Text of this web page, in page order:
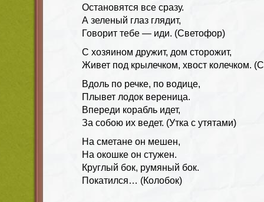
Остановятся все сразу.
А зеленый глаз глядит,
Говорит тебе — иди. (Светофор)
С хозяином дружит, дом сторожит,
Живет под крылечком, хвост колечком.
Вдоль по речке, по водице,
Плывет лодок вереница.
Впереди корабль идет,
За собою их ведет. (Утка с утятами)
На сметане он мешен,
На окошке он стужен.
Круглый бок, румяный бок.
Покатился… (Колобок)